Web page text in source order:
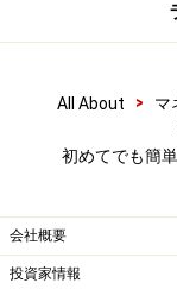
下のとおりです。
・年収 714万円
・所得 522万
・すでに支払
なお、年末調整
9196円ですが、
All About > マ
初めてでも簡
会社概要
投資家情報